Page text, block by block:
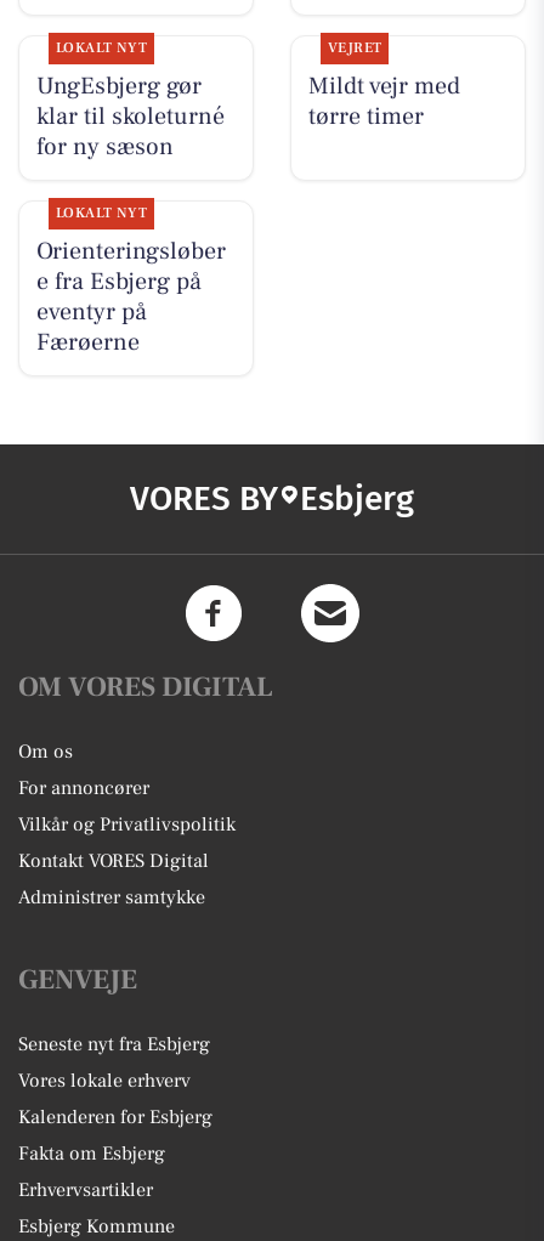
LOKALT NYT
UngEsbjerg gør
klar til skoleturné
for ny sæson
VEJRET
Mildt vejr med
tørre timer
LOKALT NYT
Orienteringsløber
e fra Esbjerg på
eventyr på
Færøerne
VORES BY Esbjerg
OM VORES DIGITAL
Om os
For annoncører
Vilkår og Privatlivspolitik
Kontakt VORES Digital
Administrer samtykke
GENVEJE
Seneste nyt fra Esbjerg
Vores lokale erhverv
Kalenderen for Esbjerg
Fakta om Esbjerg
Erhvervsartikler
Esbjerg Kommune